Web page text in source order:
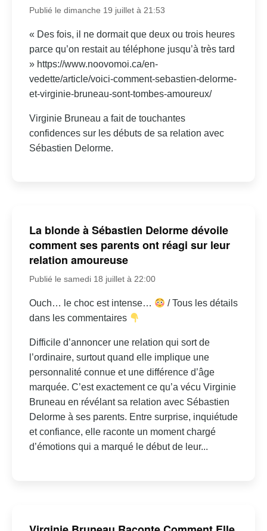
Publié le dimanche 19 juillet à 21:53
« Des fois, il ne dormait que deux ou trois heures
parce qu’on restait au téléphone jusqu’à très tard
» https://www.noovomoi.ca/en-
vedette/article/voici-comment-sebastien-delorme-
et-virginie-bruneau-sont-tombes-amoureux/
Virginie Bruneau a fait de touchantes
confidences sur les débuts de sa relation avec
Sébastien Delorme.
La blonde à Sébastien Delorme dévoile
comment ses parents ont réagi sur leur
relation amoureuse
Publié le samedi 18 juillet à 22:00
Ouch… le choc est intense…
/ Tous les détails
dans les commentaires
Difficile d’annoncer une relation qui sort de
l’ordinaire, surtout quand elle implique une
personnalité connue et une différence d’âge
marquée. C’est exactement ce qu’a vécu Virginie
Bruneau en révélant sa relation avec Sébastien
Delorme à ses parents. Entre surprise, inquiétude
et confiance, elle raconte un moment chargé
d’émotions qui a marqué le début de leur...